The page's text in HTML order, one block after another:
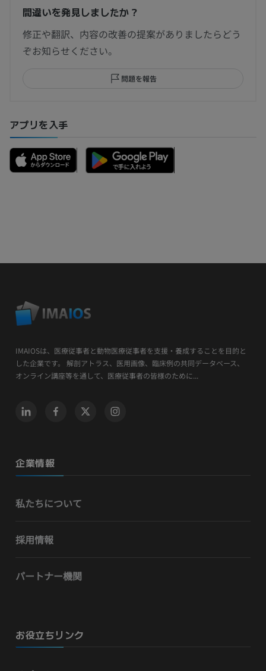
間違いを発見しましたか？
修正や翻訳、内容の改善の提案がありましたらどう
ぞお知らせください。
問題を報告
アプリを入手
IMAIOSは、医療従事者と動物医療従事者を支援・養成することを目的と
した企業です。 解剖アトラス、医用画像、臨床例の共同データベース、
オンライン講座等を通して、医療従事者の皆様のために...
企業情報
私たちについて
採用情報
パートナー機関
お役立ちリンク